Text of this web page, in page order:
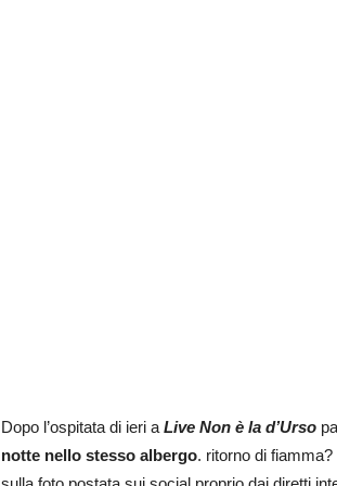
Dopo l’ospitata di ieri a Live Non è la d’Urso
notte nello stesso albergo. ritorno di